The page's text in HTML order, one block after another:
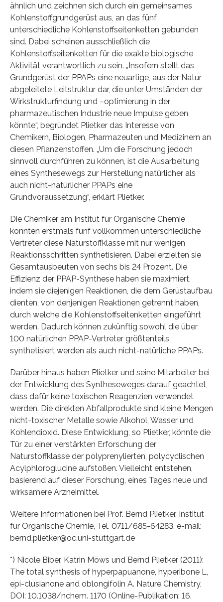
ähnlich und zeichnen sich durch ein gemeinsames
Kohlenstoffgrundgerüst aus, an das fünf
unterschiedliche Kohlenstoffseitenketten gebunden
sind. Dabei scheinen ausschließlich die
Kohlenstoffseitenketten für die exakte biologische
Aktivität verantwortlich zu sein. „Insofern stellt das
Grundgerüst der PPAPs eine neuartige, aus der Natur
abgeleitete Leitstruktur dar, die unter Umständen der
Wirkstrukturfindung und –optimierung in der
pharmazeutischen Industrie neue Impulse geben
könnte“, begründet Plietker das Interesse von
Chemikern, Biologen, Pharmazeuten und Medizinern an
diesen Pflanzenstoffen. „Um die Forschung jedoch
sinnvoll durchführen zu können, ist die Ausarbeitung
eines Synthesewegs zur Herstellung natürlicher als
auch nicht-natürlicher PPAPs eine
Grundvoraussetzung“, erklärt Plietker.
Die Chemiker am Institut für Organische Chemie
konnten erstmals fünf vollkommen unterschiedliche
Vertreter diese Naturstoffklasse mit nur wenigen
Reaktionsschritten synthetisieren. Dabei erzielten sie
Gesamtausbeuten von sechs bis 24 Prozent. Die
Effizienz der PPAP-Synthese haben sie maximiert,
indem sie diejenigen Reaktionen, die dem Gerüstaufbau
dienten, von denjenigen Reaktionen getrennt haben,
durch welche die Kohlenstoffseitenketten eingeführt
werden. Dadurch können zukünftig sowohl die über
100 natürlichen PPAP-Vertreter größtenteils
synthetisiert werden als auch nicht-natürliche PPAPs.
Darüber hinaus haben Plietker und seine Mitarbeiter bei
der Entwicklung des Syntheseweges darauf geachtet,
dass dafür keine toxischen Reagenzien verwendet
werden. Die direkten Abfallprodukte sind kleine Mengen
nicht-toxischer Metalle sowie Alkohol, Wasser und
Kohlendioxid. Diese Entwicklung, so Plietker, könnte die
Tür zu einer verstärkten Erforschung der
Naturstoffklasse der polyprenylierten, polycyclischen
Acylphloroglucine aufstoßen. Vielleicht entstehen,
basierend auf dieser Forschung, eines Tages neue und
wirksamere Arzneimittel.
Weitere Informationen bei Prof. Bernd Plietker, Institut
für Organische Chemie, Tel. 0711/685-64283, e-mail:
bernd.plietker@oc.uni-stuttgart.de
*) Nicole Biber, Katrin Möws und Bernd Plietker (2011):
The total synthesis of hyperpapuanone, hyperibone L,
epi-clusianone and oblongifolin A. Nature Chemistry,
DOI: 10.1038/nchem. 1170 (Online-Publikation: 16.